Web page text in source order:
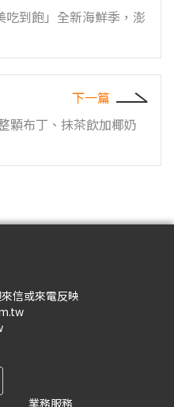
到飽」全新海鮮季，澎
下一篇
顆布丁、抹茶飲加椰奶
信或來電反映
業務服務